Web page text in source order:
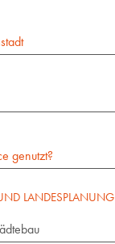
genutzt?
LANDESPLANUNG